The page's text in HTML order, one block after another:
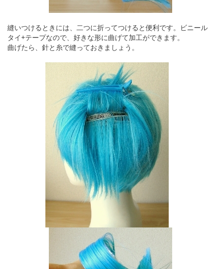
縫いつけるときには、二つに折ってつけると便利です。ビニール
タイ+テープなので、好きな形に曲げて加工ができます。
曲げたら、針と糸で縫っておきましょう。